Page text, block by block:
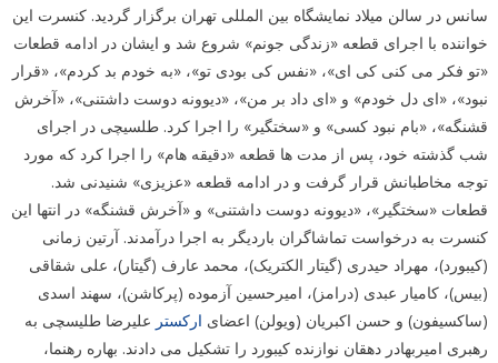
سانس در سالن میلاد نمایشگاه بین المللی تهران برگزار گردید. کنسرت این
خواننده با اجرای قطعه «زندگی جونم» شروع شد و ایشان در ادامه قطعات
«تو فکر می کنی کی ای»، «نفس کی بودی تو»، «به خودم بد کردم»، «قرار
نبود»، «ای دل خودم» و «ای داد بر من»، «دیوونه دوست داشتنی»، «آخرش
قشنگه»، «بام نبود کسی» و «سختگیر» را اجرا کرد. طلسیچی در اجرای
شب گذشته خود، پس از مدت ها قطعه «دقیقه هام» را اجرا کرد که مورد
توجه مخاطبانش قرار گرفت و در ادامه قطعه «عزیزی» شنیدنی شد.
قطعات «سختگیر»، «دیوونه دوست داشتنی» و «آخرش قشنگه» در انتها این
کنسرت به درخواست تماشاگران باردیگر به اجرا درآمدند. آرتین زمانی
(کیبورد)، مهراد حیدری (گیتار الکتریک)، محمد عارف (گیتار)، علی شقاقی
(بیس)، کامیار عبدی (درامز)، امیرحسین آزموده (پرکاشن)، سهند اسدی
(ساکسیفون) و حسن اکبریان (ویولن) اعضای ارکستر علیرضا طلیسچی به
رهبری امیربهادر دهقان نوازنده کیبورد را تشکیل می دادند. بهاره رهنما،